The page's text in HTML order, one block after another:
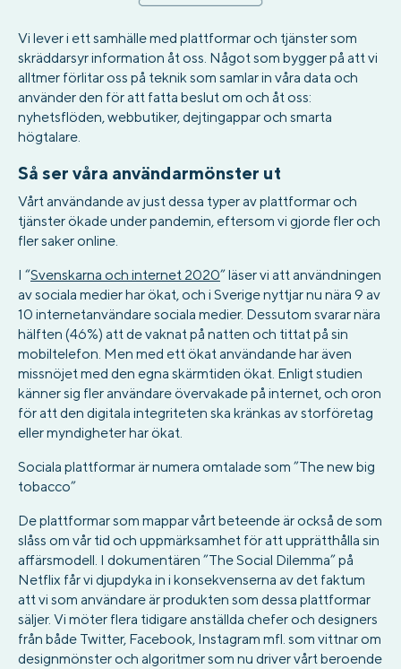
Vi lever i ett samhälle med plattformar och tjänster som
skräddarsyr information åt oss. Något som bygger på att vi
alltmer förlitar oss på teknik som samlar in våra data och
använder den för att fatta beslut om och åt oss:
nyhetsflöden, webbutiker, dejtingappar och smarta
högtalare.
Så ser våra användarmönster ut
Vårt användande av just dessa typer av plattformar och
tjänster ökade under pandemin, eftersom vi gjorde fler och
fler saker online.
I “Svenskarna och internet 2020” läser vi att användningen
av sociala medier har ökat, och i Sverige nyttjar nu nära 9 av
10 internetanvändare sociala medier. Dessutom svarar nära
hälften (46%) att de vaknat på natten och tittat på sin
mobiltelefon. Men med ett ökat användande har även
missnöjet med den egna skärmtiden ökat. Enligt studien
känner sig fler användare övervakade på internet, och oron
för att den digitala integriteten ska kränkas av storföretag
eller myndigheter har ökat.
Sociala plattformar är numera omtalade som ”The new big
tobacco”
De plattformar som mappar vårt beteende är också de som
slåss om vår tid och uppmärksamhet för att upprätthålla sin
affärsmodell. I dokumentären ”The Social Dilemma” på
Netflix får vi djupdyka in i konsekvenserna av det faktum
att vi som användare är produkten som dessa plattformar
säljer. Vi möter flera tidigare anställda chefer och designers
från både Twitter, Facebook, Instagram mfl. som vittnar om
designmönster och algoritmer som nu driver vårt beroende